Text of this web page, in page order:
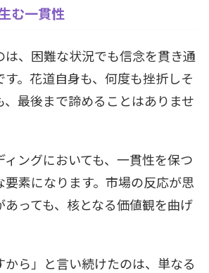
む一貫性
は、困難な状況でも信念を貫き通
。花道自身も、何度も挫折しそ
、最後まで諦めることはありませ
ングにおいても、一貫性を保つ
要素になります。市場の反応が思
っても、核となる価値観を曲げ
ら」と言い続けたのは、単なる